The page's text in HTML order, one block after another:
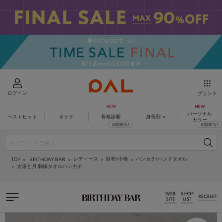
ログイン ブランド
ベストヒット オトナ 骨格診断 身長別
パーソナル
カラー
TOP BIRTHDAY BAR レディース 財布/小物
ハンカチ/ハンドタオル
太陽と月 刺繍タオルハンカチ